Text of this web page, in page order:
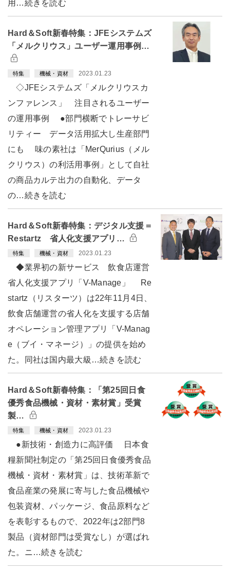
用…続きを読む
Hard＆Soft新春特集：JFEシステムズ
「メルクリウス」ユーザー運用事例…
特集 機械・資材 2023.01.23
◇JFEシステムズ「メルクリウスカ
ンファレンス」 注目されるユーザー
の運用事例 ●部門横断でトレーサビ
リティー データ活用拡大し生産部門
にも 味の素社は「MerQurius（メル
クリウス）の利活用事例」として自社
の商品カルテ出力の自動化、データ
の…続きを読む
Hard＆Soft新春特集：デジタル支援＝
Restartz 省人化支援アプリ…
特集 機械・資材 2023.01.23
◆業界初の新サービス 飲食店運営
省人化支援アプリ「V-Manage」 Re
startz（リスターツ）は22年11月4日、
飲食店舗運営の省人化を支援する店舗
オペレーション管理アプリ「V-Manag
e（ブイ・マネージ）」の提供を始め
た。同社は国内最大級…続きを読む
Hard＆Soft新春特集：「第25回日食
優秀食品機械・資材・素材賞」受賞
製…
特集 機械・資材 2023.01.23
●新技術・創造力に高評価 日本食
糧新聞社制定の「第25回日食優秀食品
機械・資材・素材賞」は、技術革新で
食品産業の発展に寄与した食品機械や
包装資材、パッケージ、食品原料など
を表彰するもので、2022年は2部門8
製品（資材部門は受賞なし）が選ばれ
た。ニ…続きを読む